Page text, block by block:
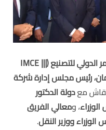
المعرض والمؤتمر الدولي للتصنيع (IMCE |||
رئيس مجلس إدارة شركة
معدولة الدكتور
، ومعالي الفريق
ووزير النقل.